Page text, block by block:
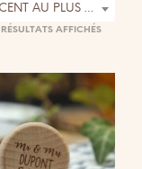
TRI DU PLUS RÉCENT AU PLUS ANCIEN
RÉSULTATS AFFICHÉSTRIÉ
PLUS
AU
PLUS
ANCIEN